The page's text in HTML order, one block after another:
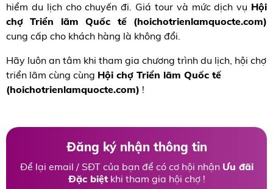
hiểm du lịch cho chuyến đi. Giá tour và mức dịch vụ Hội
chợ Triển lãm Quốc tế (hoichotrienlamquocte.com)
cung cấp cho khách hàng là không đổi.
Hãy luôn an tâm khi tham gia chương trình du lịch, hội chợ
triển lãm cùng cùng Hội chợ Triển lãm Quốc tế
(hoichotrienlamquocte.com) !
Đăng ký nhận thông tin
Để lại email / SĐT của bạn để có cơ hội nhận Ưu đãi
Đặc biệtkhi tham gia hội chợ !